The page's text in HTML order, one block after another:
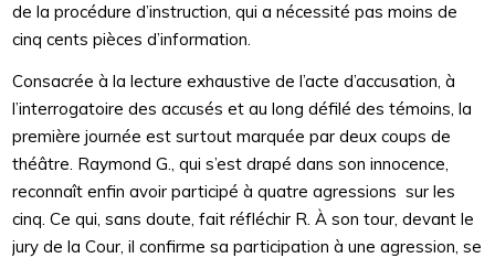
de la procédure d’instruction, qui a nécessité pas moins de
cinq cents pièces d’information.
Consacrée à la lecture exhaustive de l’acte d’accusation, à
l’interrogatoire des accusés et au long défilé des témoins, la
première journée est surtout marquée par deux coups de
théâtre. Raymond G., qui s’est drapé dans son innocence,
reconnaît enfin avoir participé à quatre agressions sur les
cinq. Ce qui, sans doute, fait réfléchir R. À son tour, devant le
jury de la Cour, il confirme sa participation à une agression, se